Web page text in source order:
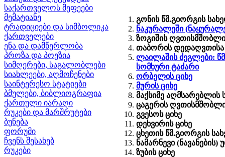
საქართველოს მეფეები
მემატიანე
ტრადიციები და სიმბოლიკა
ქართველები
ენა და დამწერლობა
პროზა და პოეზია
სიმღერები, საგალობლები
სიახლეები, აღმოჩენები
საინტერესო სტატიები
ბმულები, ბიბლიოგრაფია
ქართული იარაღი
რუკები და მარშრუტები
ბუნება
ფორუმი
ჩვენს შესახებ
რუკები
გონის წმ.გიორგის
ნაკურალეში
ზოგიშის
თაბორის დედაღვთისა
ლაილაშის ძეგლები:
სომხური ტაძარი
ორბელის ციხე
მურის ციხე
მაქსიმე აღმსარებლის
ცაგერის
გვესოს ციხე
დეხვირის ციხე
ცხეთის წმ.გიორგის
ნამარნევი
ზუბის ციხე